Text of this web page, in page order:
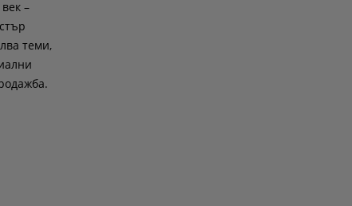
–
теми,